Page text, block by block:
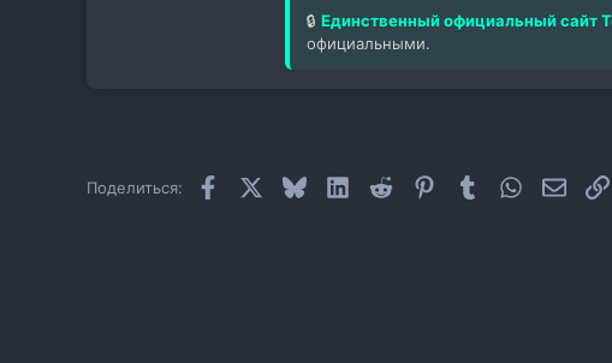
🔒 Единственный официальный сайт
официальными.
Поделиться: Facebook Bluesky LinkedInReddit PinterestTumblrWhatsApp